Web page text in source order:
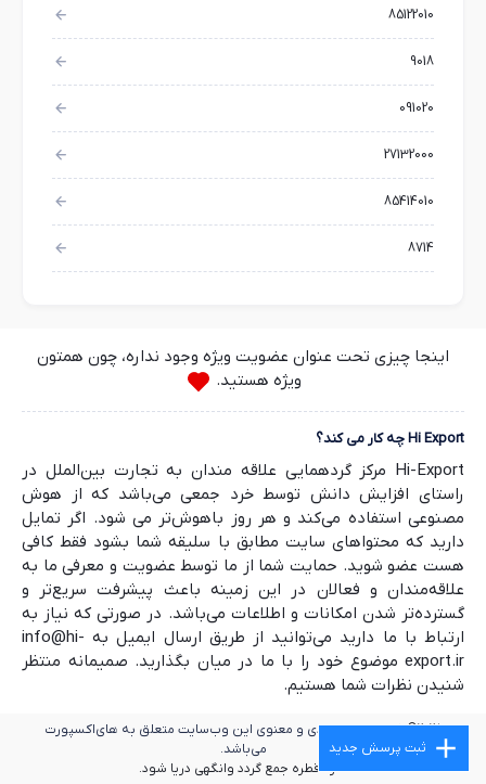
85122010
9018
091020
27132000
85414010
8714
ثبت پرسش جدید
اینجا چیزی تحت عنوان عضویت ویژه وجود نداره، چون همتون
ویژه هستید.
Hi Export چه کار می کند؟
Hi-Export مرکز گردهمایی علاقه مندان به تجارت بین‌الملل در
راستای افزایش دانش توسط خرد جمعی می‌باشد که از هوش
مصنوعی استفاده می‌کند و هر روز باهوش‌تر می شود. اگر تمایل
دارید که محتواهای سایت مطابق با سلیقه شما بشود فقط کافی
هست عضو شوید. حمایت شما از ما توسط عضویت و معرفی ما به
علاقه‌مندان و فعالان در این زمینه باعث پیشرفت سریع‌تر و
گسترده‌تر شدن امکانات و اطلاعات می‌باشد. در صورتی که نیاز به
ارتباط با ما دارید می‌توانید از طریق ارسال ایمیل به info@hi-
export.ir موضوع خود را با ما در میان بگذارید. صمیمانه منتظر
شنیدن نظرات شما هستیم.
2025©
کلیه حقوق مادی و معنوی این وب‌سایت متعلق به های‌اکسپورت
می‌باشد.
قطره قطره جمع گردد وانگهی دریا شود.